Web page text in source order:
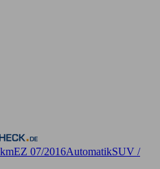
EZ 07/2016AutomatikSUV /